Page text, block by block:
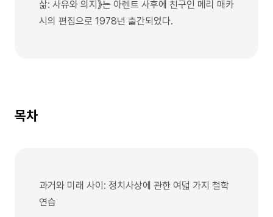
삶: 사유와 의지》는 아렌트 사후에 친구인 메리 매카
시의 편집으로 1978년 출간되었다.
목차
과거와 미래 사이: 정치사상에 관한 여덟 가지 철학
연습